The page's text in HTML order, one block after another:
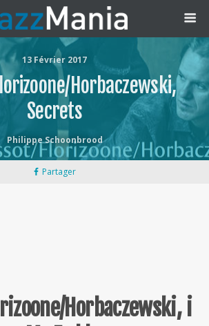
13 Février 2017
Horbaczewski,
Secrets
Philippe Schoonbrood
Partager
Horbaczewski, i